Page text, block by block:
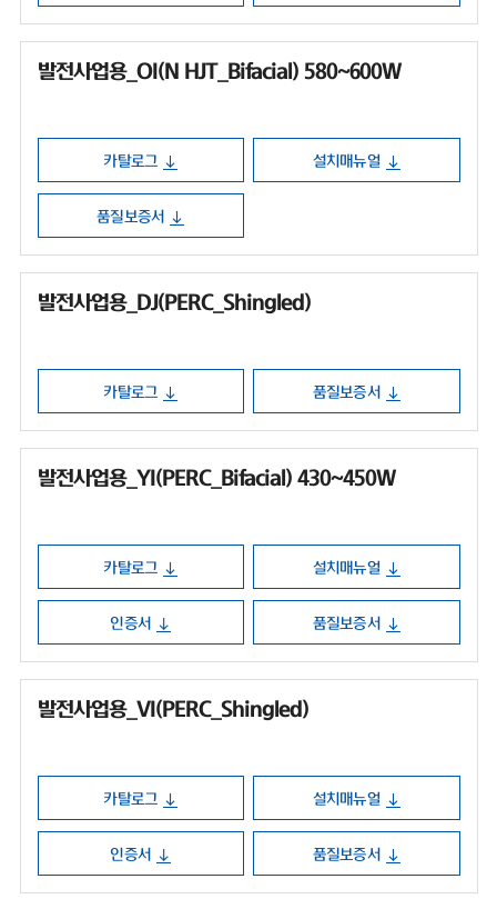
발전사업용_OI(N HJT_Bifacial) 580~600W
카탈로그 설치매뉴얼
품질보증서
발전사업용_DJ(PERC_Shingled)
카탈로그 품질보증서
발전사업용_YI(PERC_Bifacial) 430~450W
카탈로그 설치매뉴얼
인증서 품질보증서
발전사업용_VI(PERC_Shingled)
카탈로그 설치매뉴얼
인증서 품질보증서